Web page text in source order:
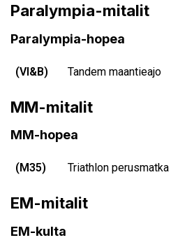
Paralympia-mitalit
Paralympia-hopea
(VI&B) Tandem maantieajo
MM-mitalit
MM-hopea
(M35) Triathlon perusmatka
EM-mitalit
EM-kulta